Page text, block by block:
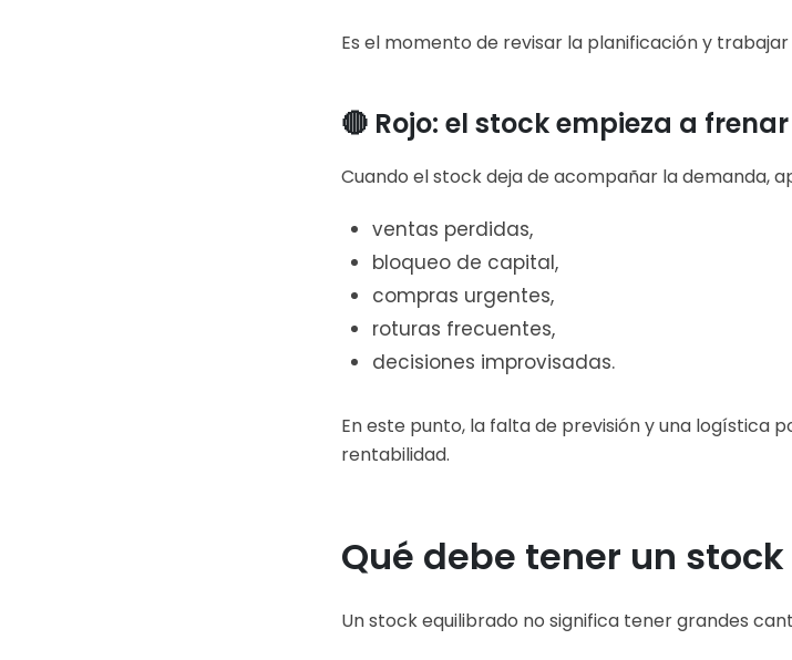
Es el momento de revisar la planificación y
🔴 Rojo: el stock empieza a
Cuando el stock deja de acompañar la demanda,
ventas perdidas,
bloqueo de capital,
compras urgentes,
roturas frecuentes,
decisiones improvisadas.
En este punto, la falta de previsión y una logística
rentabilidad.
Qué debe tener un
Un stock equilibrado no significa tener grandes